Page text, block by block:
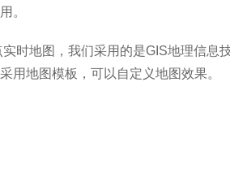
。
时地图，我们采用的是GIS地理信息
用地图模板，可以自定义地图效果。